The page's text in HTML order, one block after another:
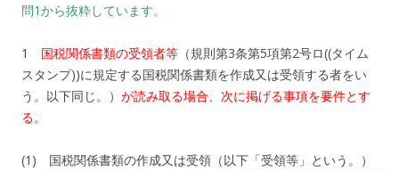
問1から抜粋しています。
1 国税関係書類の受領者等 （規則第3条第5項第2号ロ((タイム
スタンプ))に規定する国税関係書類を作成又は受領する者をい
う。以下同じ。） が読み取る場合、次に掲げる事項を要件とす
る。
(1) 国税関係書類の作成又は受領（以下「受領等」という。）